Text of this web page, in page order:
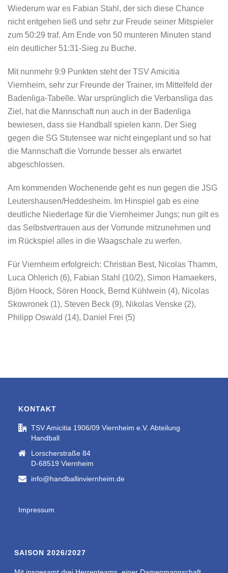
Wiederum war es Fabian Stahl, der sich diese Chance
nicht entgehen ließ und sehr zur Freude seiner Mitspieler
zum 50:29 traf. Am Ende von 50 munteren Minuten stand
ein deutlicher 51:31-Sieg zu Buche.
Mit nunmehr 9:9 Punkten steht der TSV Amicitia
Viernheim, sehr zur Freunde der Trainer, im Mittelfeld der
Badenliga-Tabelle. War ursprünglich die Verbansliga das
Ziel, hat die Mannschaft nun auch in der Badenliga
bewiesen, dass sie Handball spielen kann. Der Sieg
gegen die SG Stutensee war nicht eingeplant und so hat
die Mannschaft die Vorrunde besser als erwartet
abgeschlossen.
Am kommenden Wochenende geht es nun gegen die JSG
Leutershausen/Heddesheim. Im Hinspiel gab es eine
deutliche Niederlage für die Viernheimer Jungs; nun gilt es
das Selbstvertrauen aus der Vorrunde mitzunehmen und
im Rückspiel alles in die Waagschale zu werfen.
Für Viernheim erfolgreich: Christian Best, Nicolas Thamm,
Luca Ohlerich (6), Fabian Stahl (10/2), Simon Hamaekers,
Björn Hoock, Sören Hoock, Bernd Kühlwein (4), Nicolas
Skowronek (1), Steven Beck (9), Nikolas Venske (2),
Philipp Oswald (14), Daniel Frei (5)
KONTAKT
TSV Amicitia 1906/09 Viernheim e.V. Abteilung
Handball
Lorscherstraße 84
D-68519 Viernheim
info@handballinviernheim.de
Impressum
SAISON 2026/2027